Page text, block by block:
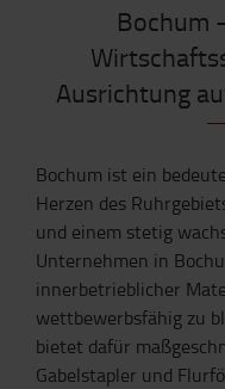
Bochum
Ausrichtung
Bochum ist ein
Herzen des
und einem stetig
Unternehmen in
innerbetrieblicher
wettbewerbsfähig zu
bietet dafür
Gabelstapler und